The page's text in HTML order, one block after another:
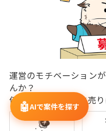
運営のモチベーション
んか？
価値が低下する前に売り
🤖AIで案件を探す